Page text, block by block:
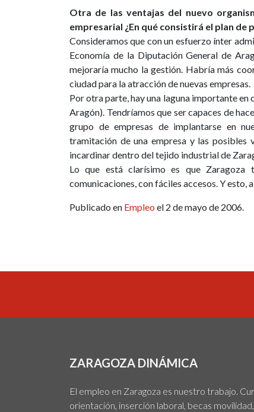
Otra de las ventajas del nuevo
empresarial ¿En qué consistirá el plan
Consideramos que con un esfuerzo ínter
Economía de la Diputación General de
mejoraría mucho la gestión. Habría más
ciudad para la atracción de nuevas empresas.
Por otra parte, hay una laguna importante
Aragón). Tendríamos que ser capaces de
grupo de empresas de implantarse en
tramitación de una empresa y las posibles
incardinar dentro del tejido industrial de
Lo que está clarísimo es que Zaragoza
comunicaciones, con fáciles accesos. Y esto,
Publicado en Empleo el 2 de mayo de 2006.
ZARAGOZA DINÁMICA
El empleo en Zaragoza es nuestro trabajo.
orientación, inserción laboral, becas